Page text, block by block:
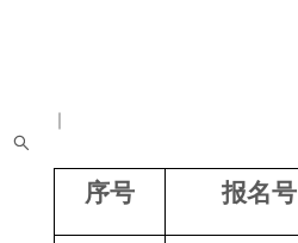
｜
序号 报名号